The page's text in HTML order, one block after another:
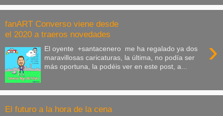
fanART Converso viene desde
el 2020 a traeros novedades
›
El oyente +santacenero me ha regalado ya dos
maravillosas caricaturas, la última, no podía ser
más oportuna, la podéis ver en este post, a...
El futuro a la hora de la cena